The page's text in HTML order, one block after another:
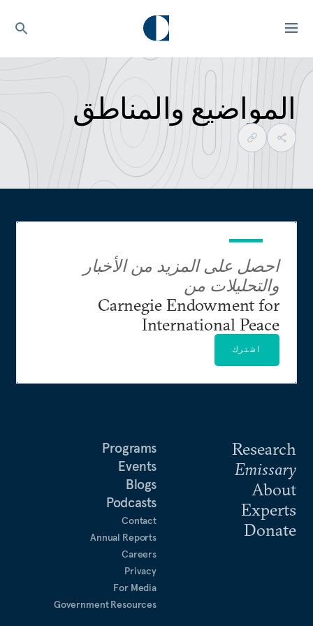
المواضيع والمناطق
Research
Emissary
About
Experts
Donate
Programs
Events
Blogs
Podcasts
Contact
Annual Reports
Careers
Privacy
For Media
Government Resources
احصل على المزيد من الأخبار
والتحليلات من
Carnegie Endowment for
International Peace
اشترك